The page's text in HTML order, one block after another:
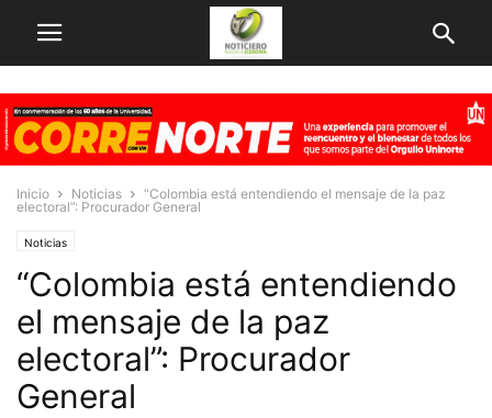
Inicio Noticias
“Colombia está entendiendo el mensaje de la paz
electoral”: Procurador General
Noticias
“Colombia está entendiendo
el mensaje de la paz
electoral”: Procurador
General